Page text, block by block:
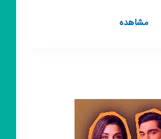
مشاهدهکانال
۳۲۹۱
جهرم